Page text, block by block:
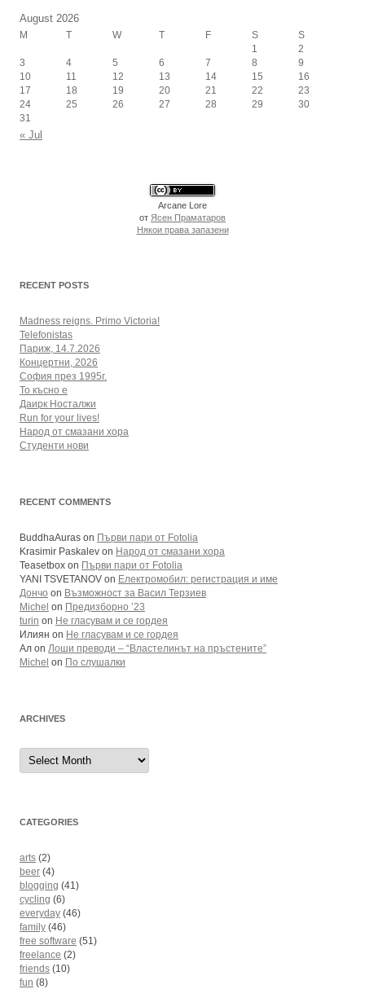
August 2026
M T W T F S
S
1
2
3
4 5 6 7 8
9
10
11 12 13 14 15
16
17
18 19 20 21 22
23
24
25 26 27 28 29
30
31
« Jul
Arcane Lore
от Ясен Праматаров
Някои права запазени
RECENT POSTS
Madness reigns. Primo Victoria!
Telefonistas
Париж, 14.7.2026
Концертни, 2026
София през 1995г.
То късно е
Даирк Носталжи
Run for your lives!
Народ от смазани хора
Студенти нови
RECENT COMMENTS
BuddhaAuras on Първи пари от Fotolia
Krasimir Paskalev on Народ от смазани хора
Teasetbox on Първи пари от Fotolia
YANI TSVETANOV on Електромобил: регистрация и име
Дончо on Възможност за Васил Терзиев
Michel on Предизборно ’23
turin on Не гласувам и се гордея
Илиян on Не гласувам и се гордея
Ал on Лоши преводи – “Властелинът на пръстените”
Michel on По слушалки
ARCHIVES
Archives
CATEGORIES
arts (2)
beer (4)
blogging (41)
cycling (6)
everyday (46)
family (46)
free software (51)
freelance (2)
friends (10)
fun (8)